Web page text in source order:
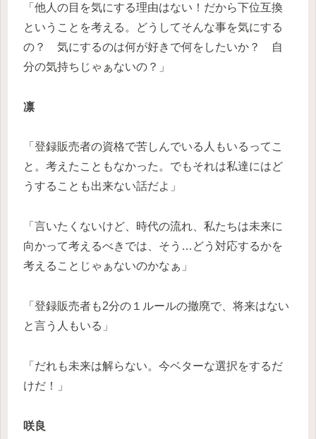
「他人の目を気にする理由はない！だから下位互換
ということを考える。どうしてそんな事を気にする
の？ 気にするのは何が好きで何をしたいか？ 自
分の気持ちじゃぁないの？」
凛
「登録販売者の資格で苦しんでいる人もいるってこ
と。考えたこともなかった。でもそれは私達にはど
うすることも出来ない話だよ」
「言いたくないけど、時代の流れ、私たちは未来に
向かって考えるべきでは、そう…どう対応するかを
考えることじゃぁないのかなぁ」
「登録販売者も2分の１ルールの撤廃で、将来はない
と言う人もいる」
「だれも未来は解らない。今ベターな選択をするだ
けだ！」
咲良